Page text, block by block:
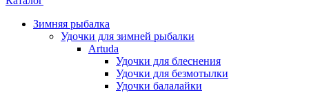
Зимняя рыбалка
Удочки для зимней рыбалки
Artuda
Удочки для блеснения
Удочки для безмотылки
Удочки балалайки